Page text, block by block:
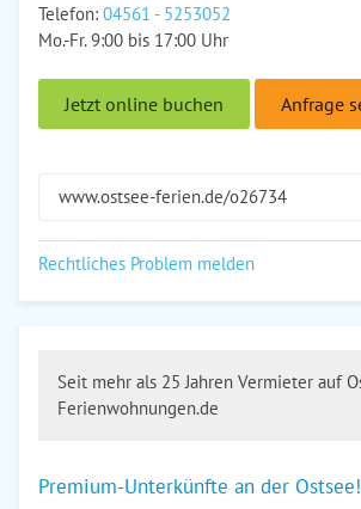
Telefon: 04561 - 5253052
Mo.-Fr. 9:00 bis 17:00 Uhr
Jetzt online buchen Anfrage
www.ostsee-ferien.de/o26734
Rechtliches Problem melden
Seit mehr als 25 Jahren Vermieter auf
Ferienwohnungen.de
Premium-Unterkünfte an der Ostsee!